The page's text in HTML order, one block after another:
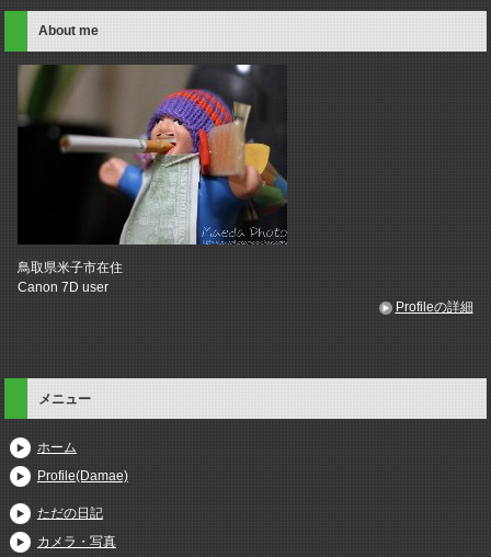
About me
鳥取県米子市在住
Canon 7D user
Profileの詳細
メニュー
ホーム
Profile(Damae)
ただの日記
カメラ・写真